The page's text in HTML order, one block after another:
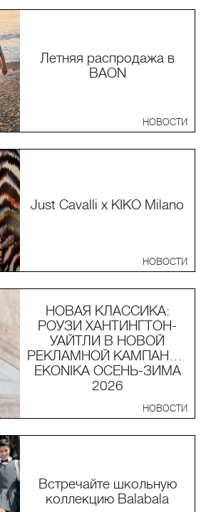
Летняя распродажа в
BAON
НОВОСТИ
Just Cavalli x KIKO Milano
НОВОСТИ
НОВАЯ КЛАССИКА:
РОУЗИ ХАНТИНГТОН-
УАЙТЛИ В НОВОЙ
РЕКЛАМНОЙ КАМПАНИИ
EKONIKA ОСЕНЬ-ЗИМА
2026
НОВОСТИ
Встречайте школьную
коллекцию Balabala